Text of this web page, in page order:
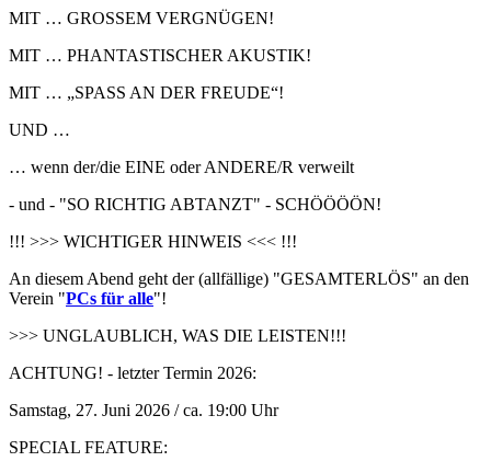
MIT … GROSSEM VERGNÜGEN!
MIT … PHANTASTISCHER AKUSTIK!
MIT … „SPASS AN DER FREUDE“!
UND …
… wenn der/die EINE oder ANDERE/R verweilt
- und - "SO RICHTIG ABTANZT" - SCHÖÖÖÖN!
!!! >>> WICHTIGER HINWEIS <<< !!!
An diesem Abend geht der (allfällige) "GESAMTERLÖS" an den
Verein "PCs für alle"!
>>> UNGLAUBLICH, WAS DIE LEISTEN!!!
ACHTUNG! - letzter Termin 2026:
Samstag, 27. Juni 2026 / ca. 19:00 Uhr
SPECIAL FEATURE: